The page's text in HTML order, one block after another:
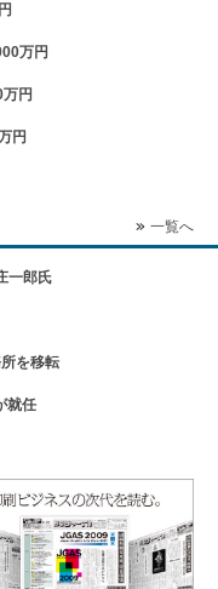
万円
円
円
一覧へ
一郎氏
を移転
就任